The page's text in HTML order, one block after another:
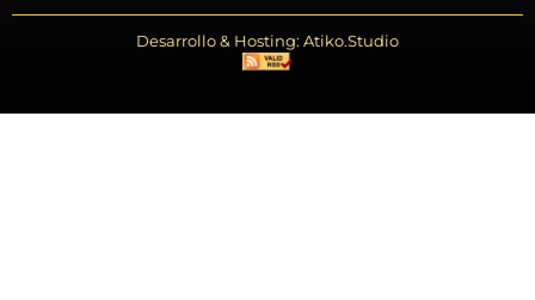
Desarrollo & Hosting: Atiko.Studio